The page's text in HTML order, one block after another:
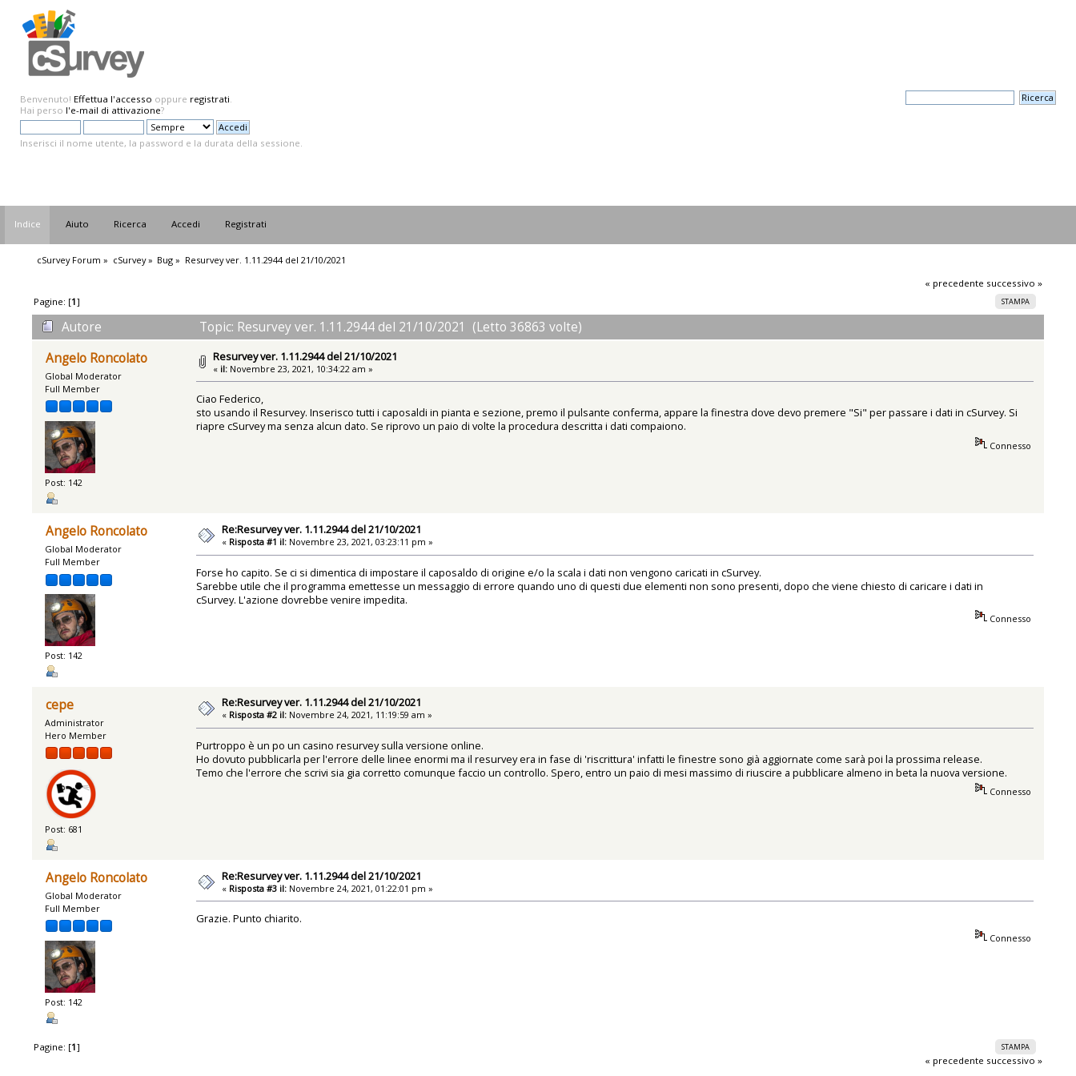
Benvenuto! Effettua l'accesso oppure registrati.
Hai perso l'e-mail di attivazione?
Inserisci il nome utente, la password e la durata della sessione.
Indice Aiuto Ricerca Accedi Registrati
cSurvey Forum » cSurvey» Bug » Resurvey ver. 1.11.2944 del 21/10/2021
« precedente successivo »
STAMPA
Pagine: [1]
Autore
Topic: Resurvey ver. 1.11.2944 del 21/10/2021 (Letto 36863 volte)
Angelo Roncolato
Global Moderator
Full Member
Post: 142
Resurvey ver. 1.11.2944 del 21/10/2021
« il: Novembre 23, 2021, 10:34:22 am »
Ciao Federico,
sto usando il Resurvey. Inserisco tutti i caposaldi in pianta e sezione, premo il pulsante conferma, appare la finestra dove devo premere "Si" per passare i dati in cSurvey. Si
riapre cSurvey ma senza alcun dato. Se riprovo un paio di volte la procedura descritta i dati compaiono.
Connesso
Angelo Roncolato
Global Moderator
Full Member
Post: 142
Re:Resurvey ver. 1.11.2944 del 21/10/2021
« Risposta #1 il: Novembre 23, 2021, 03:23:11 pm »
Forse ho capito. Se ci si dimentica di impostare il caposaldo di origine e/o la scala i dati non vengono caricati in cSurvey.
Sarebbe utile che il programma emettesse un messaggio di errore quando uno di questi due elementi non sono presenti, dopo che viene chiesto di caricare i dati in
cSurvey. L'azione dovrebbe venire impedita.
Connesso
cepe
Administrator
Hero Member
Post: 681
Re:Resurvey ver. 1.11.2944 del 21/10/2021
« Risposta #2 il: Novembre 24, 2021, 11:19:59 am »
Purtroppo è un po un casino resurvey sulla versione online.
Ho dovuto pubblicarla per l'errore delle linee enormi ma il resurvey era in fase di 'riscrittura' infatti le finestre sono già aggiornate come sarà poi la prossima release.
Temo che l'errore che scrivi sia gia corretto comunque faccio un controllo. Spero, entro un paio di mesi massimo di riuscire a pubblicare almeno in beta la nuova versione.
Connesso
Angelo Roncolato
Global Moderator
Full Member
Post: 142
Re:Resurvey ver. 1.11.2944 del 21/10/2021
« Risposta #3 il: Novembre 24, 2021, 01:22:01 pm »
Grazie. Punto chiarito.
Connesso
STAMPA
Pagine: [1]
« precedente successivo »